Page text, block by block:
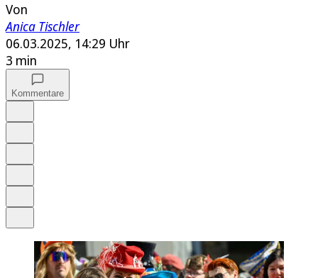
Von
Anica Tischler
06.03.2025, 14:29 Uhr
3 min
Kommentare